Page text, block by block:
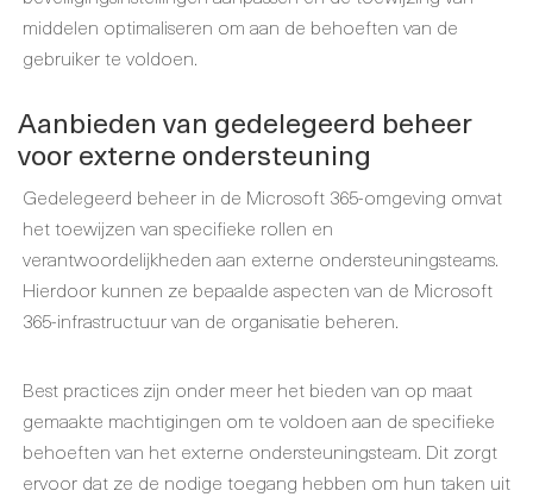
middelen optimaliseren om aan de behoeften van de
gebruiker te voldoen.
Aanbieden van gedelegeerd beheer
voor externe ondersteuning
Gedelegeerd beheer in de Microsoft 365-omgeving omvat
het toewijzen van specifieke rollen en
verantwoordelijkheden aan externe ondersteuningsteams.
Hierdoor kunnen ze bepaalde aspecten van de Microsoft
365-infrastructuur van de organisatie beheren.
Best practices zijn onder meer het bieden van op maat
gemaakte machtigingen om te voldoen aan de specifieke
behoeften van het externe ondersteuningsteam. Dit zorgt
ervoor dat ze de nodige toegang hebben om hun taken uit